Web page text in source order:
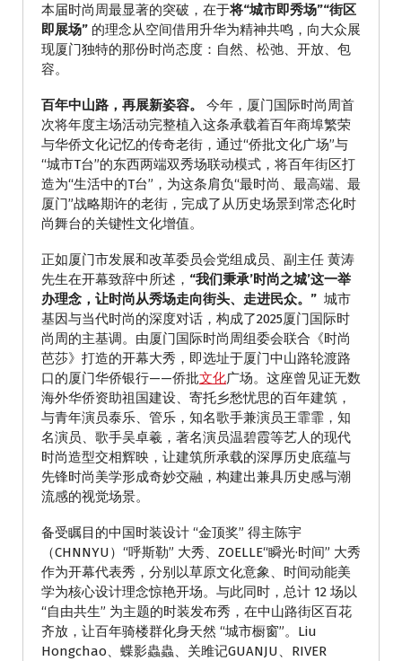
本届时尚周最显著的突破，在于将“城市即秀场”“街区
即展场” 的理念从空间借用升华为精神共鸣，向大众展
现厦门独特的那份时尚态度：自然、松弛、开放、包
容。
百年中山路，再展新姿容。
今年，厦门国际时尚周首
次将年度主场活动完整植入这条承载着百年商埠繁荣
与华侨文化记忆的传奇老街，通过“侨批文化广场”与
“城市T台”的东西两端双秀场联动模式，将百年街区打
造为“生活中的T台”，为这条肩负“最时尚、最高端、最
厦门”战略期许的老街，完成了从历史场景到常态化时
尚舞台的关键性文化增值。
正如厦门市发展和改革委员会党组成员、副主任 黄涛
先生在开幕致辞中所述， “我们秉承’时尚之城’这一举
办理念，让时尚从秀场走向街头、走进民众。” 城市
基因与当代时尚的深度对话，构成了2025厦门国际时
尚周的主基调。由厦门国际时尚周组委会联合《时尚
芭莎》打造的开幕大秀，即选址于厦门中山路轮渡路
口的厦门华侨银行——侨批文化广场。这座曾见证无数
海外华侨资助祖国建设、寄托乡愁忧思的百年建筑，
与青年演员泰乐、管乐，知名歌手兼演员王霏霏，知
名演员、歌手吴卓羲，著名演员温碧霞等艺人的现代
时尚造型交相辉映，让建筑所承载的深厚历史底蕴与
先锋时尚美学形成奇妙交融，构建出兼具历史感与潮
流感的视觉场景。
备受瞩目的中国时装设计 “金顶奖” 得主陈宇
（CHNNYU）“呼斯勒” 大秀、ZOELLE“瞬光·时间” 大秀
作为开幕代表秀，分别以草原文化意象、时间动能美
学为核心设计理念惊艳开场。与此同时，总计 12 场以
“自由共生” 为主题的时装发布秀，在中山路街区百花
齐放，让百年骑楼群化身天然 “城市橱窗”。Liu
Hongchao、蝶影蟲蟲、关雎记GUANJU、RIVER